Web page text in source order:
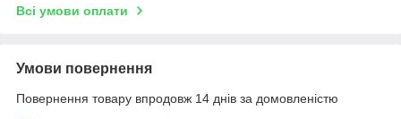
Всі умови оплати
Умови повернення
Повернення товару впродовж 14 днів за домовленістю